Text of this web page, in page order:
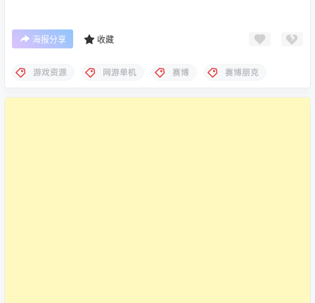
海报分享 收藏
游戏资源 网游单机 赛博 赛博朋克